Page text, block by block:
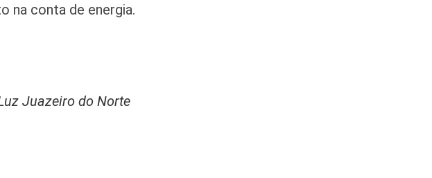
na conta de energia.
Juazeiro do Norte